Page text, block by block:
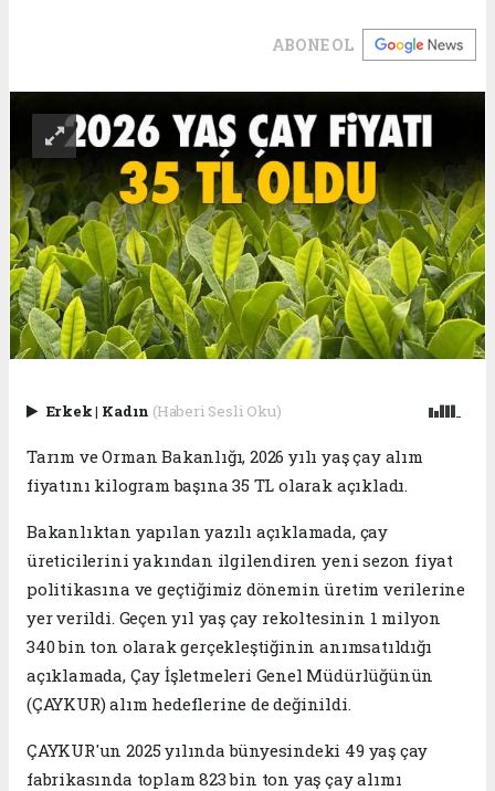
ABONE OL
Erkek| Kadın (Haberi Sesli Oku)
Tarım ve Orman Bakanlığı, 2026 yılı yaş çay alım
fiyatını kilogram başına 35 TL olarak açıkladı.
Bakanlıktan yapılan yazılı açıklamada, çay
üreticilerini yakından ilgilendiren yeni sezon fiyat
politikasına ve geçtiğimiz dönemin üretim verilerine
yer verildi. Geçen yıl yaş çay rekoltesinin 1 milyon
340 bin ton olarak gerçekleştiğinin anımsatıldığı
açıklamada, Çay İşletmeleri Genel Müdürlüğünün
(ÇAYKUR) alım hedeflerine de değinildi.
ÇAYKUR'un 2025 yılında bünyesindeki 49 yaş çay
fabrikasında toplam 823 bin ton yaş çay alımı